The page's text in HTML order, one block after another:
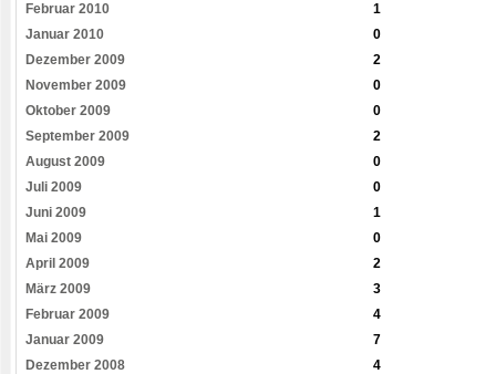
Februar 2010
1
Januar 2010
0
Dezember 2009
2
November 2009
0
Oktober 2009
0
September 2009
2
August 2009
0
Juli 2009
0
Juni 2009
1
Mai 2009
0
April 2009
2
März 2009
3
Februar 2009
4
Januar 2009
7
Dezember 2008
4